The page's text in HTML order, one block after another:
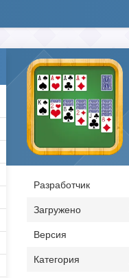
Разработчик
Загружено
Версия
Категория